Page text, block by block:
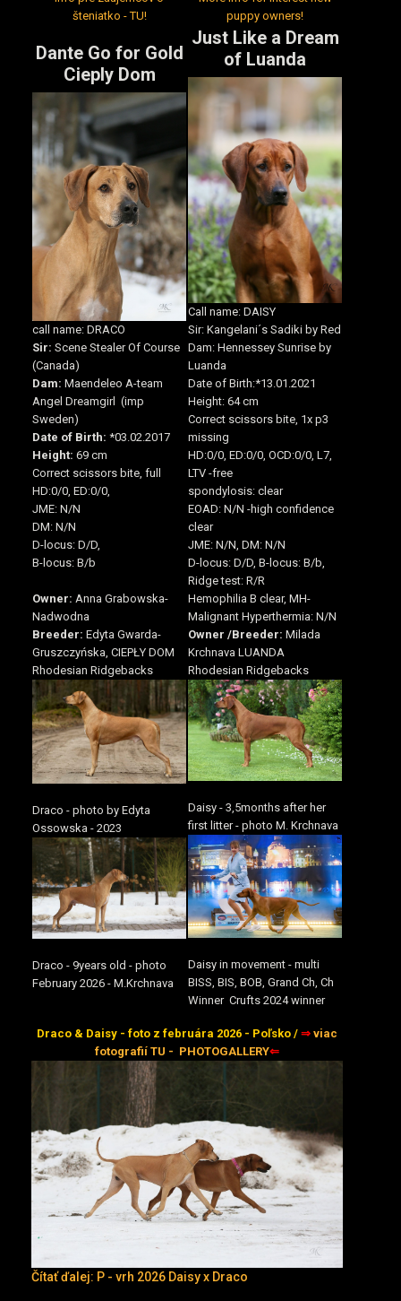
šteniatko - TU!
puppy owners!
Dante Go for Gold
Cieply Dom
call name: DRACO
Sir: Scene Stealer Of Course
(Canada)
Dam: Maendeleo A-team
Angel Dreamgirl (imp
Sweden)
Date of Birth: *03.02.2017
Height: 69 cm
Correct scissors bite, full
HD:0/0, ED:0/0,
JME: N/N
DM: N/N
D-locus: D/D,
B-locus: B/b
Owner: Anna Grabowska-
Nadwodna
Breeder: Edyta Gwarda-
Gruszczyńska, CIEPŁY DOM
Rhodesian Ridgebacks
Draco - photo by Edyta
Ossowska - 2023
Draco - 9years old - photo
February 2026 - M.Krchnava
Just Like a Dream
of Luanda
Call name: DAISY
Sir: Kangelani´s Sadiki by Red
Dam: Hennessey Sunrise by
Luanda
Date of Birth:*13.01.2021
Height: 64 cm
Correct scissors bite, 1x p3
missing
HD:0/0, ED:0/0, OCD:0/0, L7,
LTV -free
spondylosis: clear
EOAD: N/N -high confidence
clear
JME: N/N, DM: N/N
D-locus: D/D, B-locus: B/b,
Ridge test: R/R
Hemophilia B clear, MH-
Malignant Hyperthermia: N/N
Owner /Breeder: Milada
Krchnava LUANDA
Rhodesian Ridgebacks
Daisy - 3,5months after her
first litter - photo M. Krchnava
Daisy in movement - multi
BISS, BIS, BOB, Grand Ch, Ch
Winner Crufts 2024 winner
Draco & Daisy - foto z februára 2026 - Poľsko / ⇒ viac
fotografií TU - PHOTOGALLERY⇐
Čítať ďalej: P - vrh 2026 Daisy x Draco